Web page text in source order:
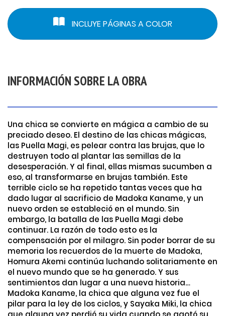
INCLUYE PÁGINAS A COLOR
INFORMACIÓN SOBRE LA OBRA
Una chica se convierte en mágica a cambio de su
preciado deseo. El destino de las chicas mágicas,
las Puella Magi, es pelear contra las brujas, que lo
destruyen todo al plantar las semillas de la
desesperación. Y al final, ellas mismas sucumben a
eso, al transformarse en brujas también. Este
terrible ciclo se ha repetido tantas veces que ha
dado lugar al sacrificio de Madoka Kaname, y un
nuevo orden se estableció en el mundo. Sin
embargo, la batalla de las Puella Magi debe
continuar. La razón de todo esto es la
compensación por el milagro. Sin poder borrar de su
memoria los recuerdos de la muerte de Madoka,
Homura Akemi continúa luchando solitariamente en
el nuevo mundo que se ha generado. Y sus
sentimientos dan lugar a una nueva historia…
Madoka Kaname, la chica que alguna vez fue el
pilar para la ley de los ciclos, y Sayaka Miki, la chica